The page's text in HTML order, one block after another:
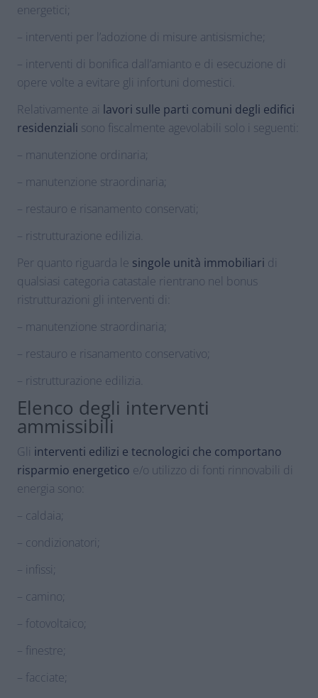
energetici;
– interventi per l’adozione di misure antisismiche;
– interventi di bonifica dall’amianto e di esecuzione di
opere volte a evitare gli infortuni domestici.
Relativamente ai lavori sulle parti comuni degli edifici
residenziali sono fiscalmente agevolabili solo i seguenti:
– manutenzione ordinaria;
– manutenzione straordinaria;
– restauro e risanamento conservati;
– ristrutturazione edilizia.
Per quanto riguarda le singole unità immobiliari di
qualsiasi categoria catastale rientrano nel bonus
ristrutturazioni gli interventi di:
– manutenzione straordinaria;
– restauro e risanamento conservativo;
– ristrutturazione edilizia.
Elenco degli interventi
ammissibili
Gli interventi edilizi e tecnologici che comportano
risparmio energetico e/o utilizzo di fonti rinnovabili di
energia sono:
– caldaia;
– condizionatori;
– infissi;
– camino;
– fotovoltaico;
– finestre;
– facciate;